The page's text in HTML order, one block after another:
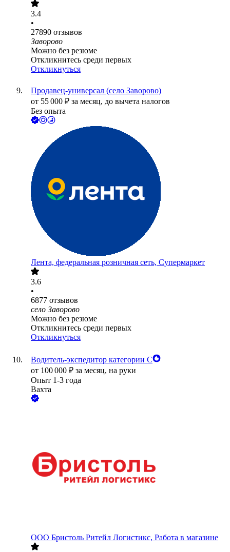
3.4
•
27890 отзывов
Заворово
Можно без резюме
Откликнитесь среди первых
Откликнуться
Продавец-универсал (село Заворово)
от 55 000 ₽ за месяц, до вычета налогов
Без опыта
Лента, федеральная розничная сеть, Супермаркет
3.6
•
6877 отзывов
село Заворово
Можно без резюме
Откликнитесь среди первых
Откликнуться
Водитель-экспедитор категории С
от 100 000 ₽ за месяц, на руки
Опыт 1-3 года
Вахта
ООО Бристоль Ритейл Логистикс, Работа в магазине